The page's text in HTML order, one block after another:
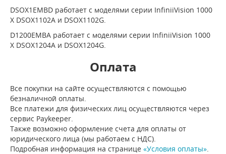
DSOX1EMBD работает с моделями серии InfiniiVision 1000
X DSOX1102A и DSOX1102G.
D1200EMBA работает с моделями серии InfiniiVision 1000
X DSOX1204A и DSOX1204G.
Оплата
Все покупки на сайте осуществляются с помощью
безналичной оплаты.
Все платежи для физических лиц осуществляются через
сервис Paykeeper.
Также возможно оформление счета для оплаты от
юридического лица (мы работаем с НДС).
Подробная информация на странице «Условия оплаты».